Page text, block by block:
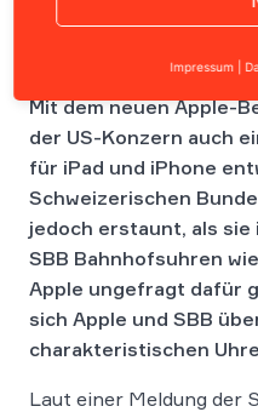
Mit dem neuen Apple-
der US-Konzern auch
für iPad und iPhone
Schweizerischen
jedoch erstaunt, als sie
SBB Bahnhofsuhren
Apple ungefragt dafür
sich Apple und SBB
charakteristischen
Laut einer Meldung der
Impressum